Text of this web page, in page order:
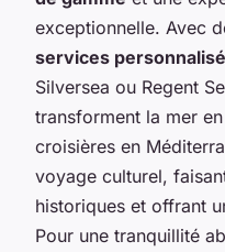
exceptionnelle. Avec
services
Silversea ou Regent
transforment la mer
croisières en
voyage culturel,
historiques et offrant
Pour une tranquillité